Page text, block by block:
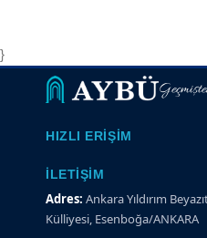
}
HIZLI ERIŞIM
İLETIŞIM
Adres: Ankara Yıldırım
Külliyesi, Esenboğa/ANKARA